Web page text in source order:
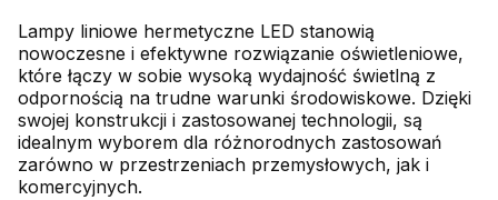
Lampy liniowe hermetyczne LED stanowią
nowoczesne i efektywne rozwiązanie oświetleniowe,
które łączy w sobie wysoką wydajność świetlną z
odpornością na trudne warunki środowiskowe. Dzięki
swojej konstrukcji i zastosowanej technologii, są
idealnym wyborem dla różnorodnych zastosowań
zarówno w przestrzeniach przemysłowych, jak i
komercyjnych.